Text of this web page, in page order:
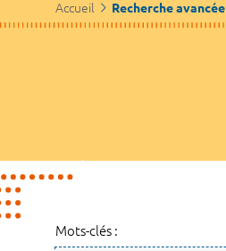
Accueil Recherche avancée
Mots-clés :